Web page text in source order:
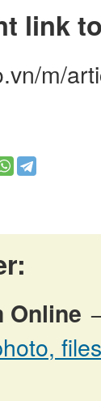
link
m/
Online